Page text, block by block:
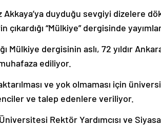
Akkaya’ya duyduğu sevgiyi dizelere
“Mülkiye” dergisinde
Mülkiye dergisinin aslı, 72 yıldır
ediliyor.
ve yok olmaması için
ve talep edenlere veriliyor.
Rektör Yardımcısı ve